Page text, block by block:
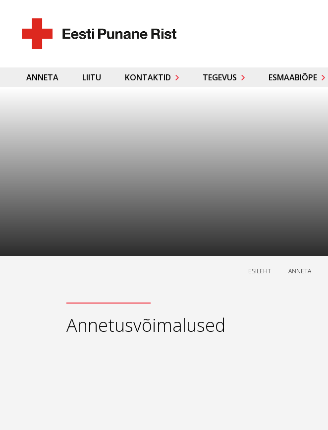
ANNETA LIITU KONTAKTID TEGEVUS ESMAABIÕPE
ESILEHT ANNETA
Annetusvõimalused